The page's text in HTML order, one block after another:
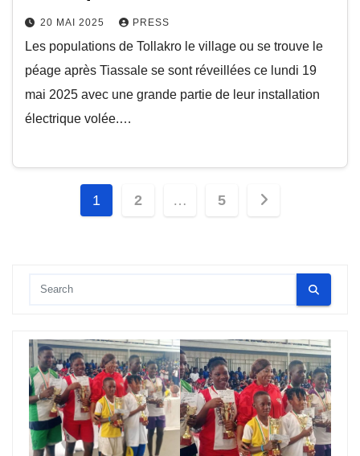
20 MAI 2025 PRESS
Les populations de Tollakro le village ou se trouve le
péage après Tiassale se sont réveillées ce lundi 19
mai 2025 avec une grande partie de leur installation
électrique volée.…
Pagination
1 2 … 5